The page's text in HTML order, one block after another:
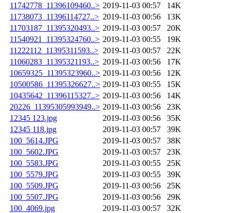
11742778_11396109460..> 2019-11-03 00:57
14K
11738073_11396114727..> 2019-11-03 00:56
13K
11703187_11395320493..> 2019-11-03 00:57
20K
11540921_11395324760..> 2019-11-03 00:55
19K
11222112_11395311593..> 2019-11-03 00:57
22K
11060283_11395321193..> 2019-11-03 00:56
17K
10659325_11395323960..> 2019-11-03 00:56
12K
10500586_11395326627..> 2019-11-03 00:55
15K
10435642_11396115327..> 2019-11-03 00:56
14K
20226_11395305993949..> 2019-11-03 00:56
23K
12345 123.jpg
2019-11-03 00:56
35K
12345 118.jpg
2019-11-03 00:57
39K
100_5614.JPG
2019-11-03 00:57
38K
100_5602.JPG
2019-11-03 00:57
23K
100_5583.JPG
2019-11-03 00:55
25K
100_5579.JPG
2019-11-03 00:55
39K
100_5509.JPG
2019-11-03 00:56
25K
100_5507.JPG
2019-11-03 00:56
29K
100_4069.jpg
2019-11-03 00:57
32K